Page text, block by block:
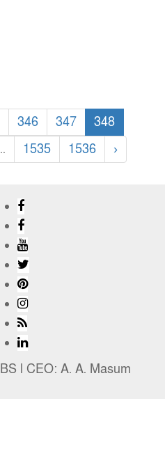
346 347
348
1535 1536 ›
l CEO: A. A. Masum